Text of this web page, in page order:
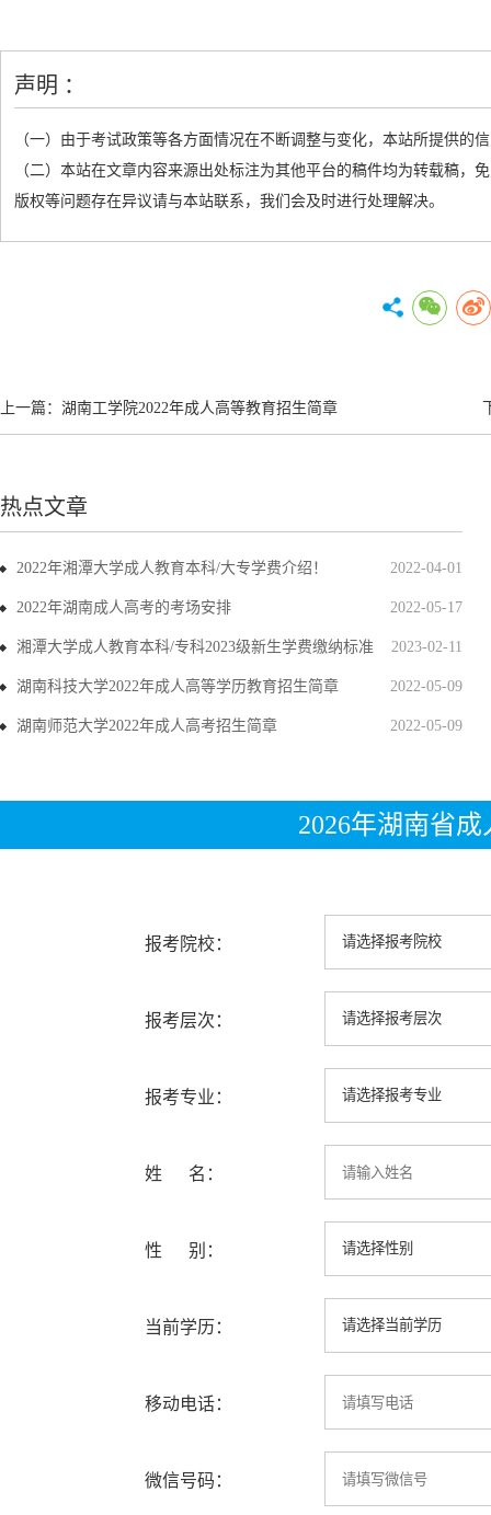
声明 ：
（一）由于考试政策等各方面情况在不断调整与变化，本站所提供的
（二）本站在文章内容来源出处标注为其他平台的稿件均为转载稿
版权等问题存在异议请与本站联系，我们会及时进行处理解决。
上一篇： 湖南工学院2022年成人高等教育招生简章
热点文章
2022-04-01
2022年湘潭大学成人教育本科/大专学费介绍！
2022-05-17
2022年湖南成人高考的考场安排
2023-02-11
湘潭大学成人教育本科/专科2023级新生学费缴纳标准
2022-05-09
湖南科技大学2022年成人高等学历教育招生简章
2022-05-09
湖南师范大学2022年成人高考招生简章
2026年湖南省
报考院校：
报考层次：
报考专业：
姓 名：
性 别：
当前学历：
移动电话：
微信号码：